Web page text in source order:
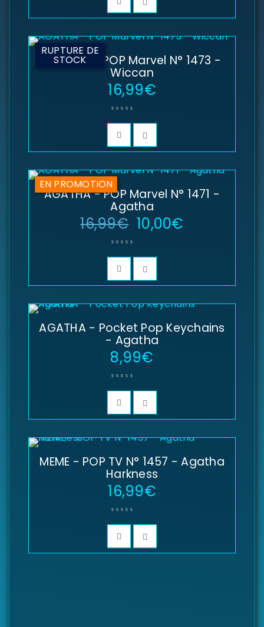
Se souvenir de moi
SE CONNECTER
MOT DE PASSE PERDU ?
RUPTURE DE
STOCK
AGATHA - POP Marvel N° 1473 -
Wiccan
16,99€
EN PROMOTION
AGATHA - POP Marvel N° 1471 -
Agatha
16,99€ 10,00€
AGATHA - Pocket Pop Keychains
- Agatha
8,99€
MEME - POP TV N° 1457 - Agatha
Harkness
16,99€